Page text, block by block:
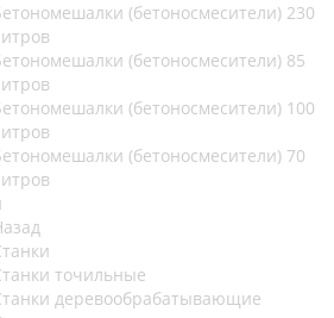
(бетоносмесители) 230
(бетоносмесители) 85
(бетоносмесители) 100
(бетоносмесители) 70
точильные
деревообрабатывающие